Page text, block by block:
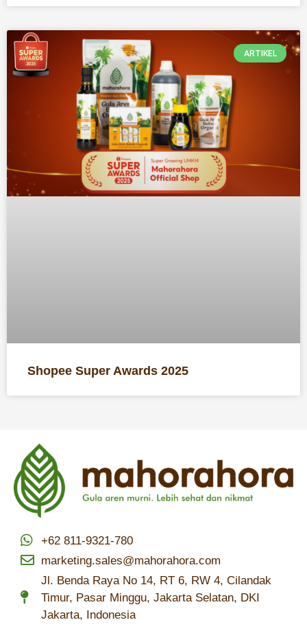
ARTIKEL
Shopee Super Awards 2025
+62 811-9321-780
marketing.sales@mahorahora.com
Jl. Benda Raya No 14, RT 6, RW 4, Cilandak
Timur, Pasar Minggu, Jakarta Selatan, DKI
Jakarta, Indonesia